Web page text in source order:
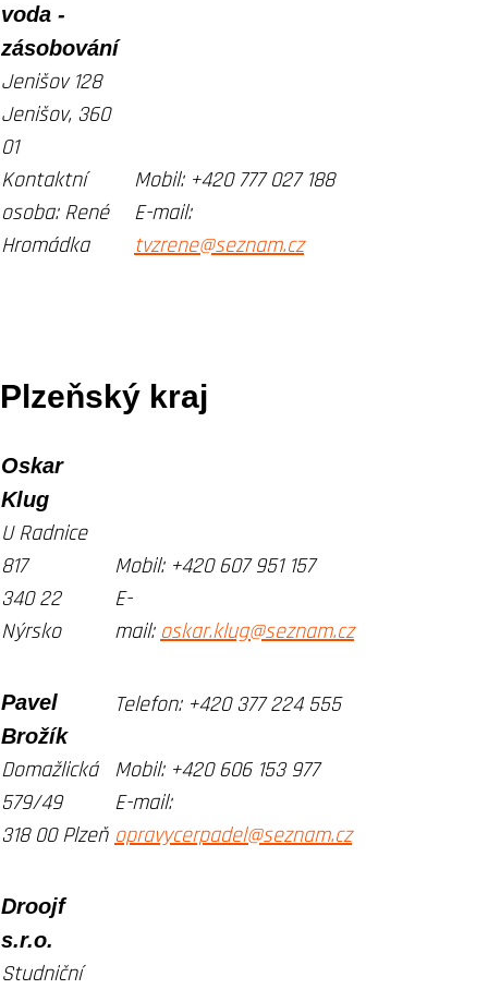
voda -
zásobování
Jenišov 128
Jenišov, 360
01
Kontaktní
osoba:René
Hromádka
Mobil:+420 777 027 188
E-mail:
tvzrene@seznam.cz
Plzeňský kraj
Oskar
Klug
U Radnice
817
340 22
Nýrsko
Mobil:+420 607 951 157
E-
mail: oskar.klug@seznam.cz
Pavel
Brožík
Domažlická
579/49
318 00 Plzeň
Telefon:+420 377 224 555
Mobil:+420 606 153 977
E-mail:
opravycerpadel@seznam.cz
Droojf
s.r.o.
Studniční